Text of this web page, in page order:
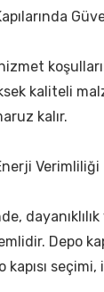
kaliteli
kalır.
Verimliliği
Depo
kapısı